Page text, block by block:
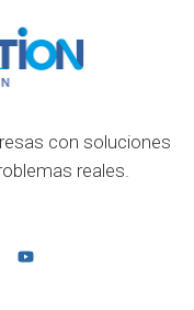
con soluciones
reales.